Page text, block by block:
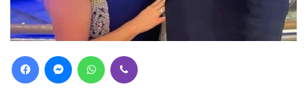
FacebookMessengerWhatsApp